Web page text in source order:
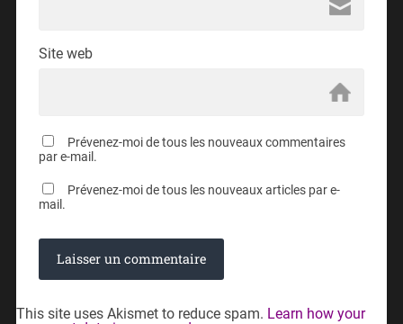
Site web
Prévenez-moi de tous les nouveaux commentaires
par e-mail.
Prévenez-moi de tous les nouveaux articles par e-
mail.
This site uses Akismet to reduce spam. Learn how your